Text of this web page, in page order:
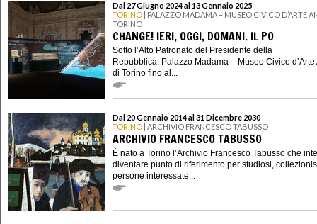
Dal 27 Giugno 2024 al 13 Gennaio 2025
TORINO | PALAZZO MADAMA – MUSEO CIVICO D’ARTE
TORINO
CHANGE! IERI, OGGI, DOMANI. IL PO
Sotto l’Alto Patronato del Presidente della
Repubblica, Palazzo Madama – Museo Civico d’Arte
di Torino fino al...
Dal 20 Gennaio 2014 al 31 Dicembre 2030
TORINO | ARCHIVIO FRANCESCO TABUSSO
ARCHIVIO FRANCESCO TABUSSO
È nato a Torino l’Archivio Francesco Tabusso che
diventare punto di riferimento per studiosi,
persone interessate...